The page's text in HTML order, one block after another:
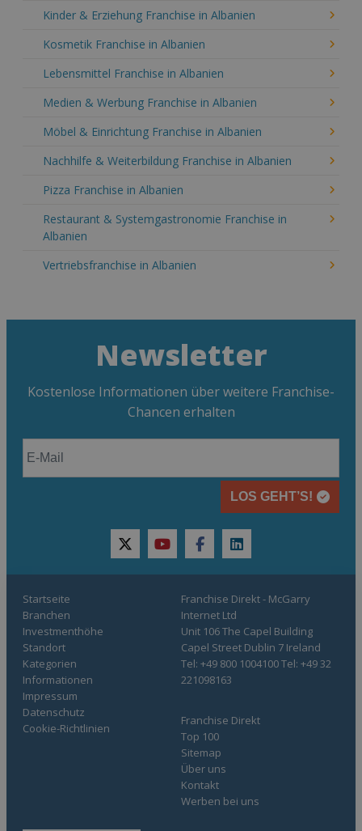
Kinder & Erziehung Franchise in Albanien
Kosmetik Franchise in Albanien
Lebensmittel Franchise in Albanien
Medien & Werbung Franchise in Albanien
Möbel & Einrichtung Franchise in Albanien
Nachhilfe & Weiterbildung Franchise in Albanien
Pizza Franchise in Albanien
Restaurant & Systemgastronomie Franchise in
Albanien
Vertriebsfranchise in Albanien
Newsletter
Kostenlose Informationen über weitere Franchise-
Chancen erhalten
LOS GEHT’S!
twitteryoutubefacebooklinkedin
Startseite
Branchen
Investmenthöhe
Standort
Kategorien
Informationen
Franchise Direkt
Top 100
Sitemap
Über uns
Kontakt
Werben bei uns
Impressum
Datenschutz
Cookie-Richtlinien
Franchise Direkt - McGarry
Internet Ltd
Unit 106 The Capel Building
Capel Street Dublin 7 Ireland
Tel: +49 800 1004100 Tel: +49 32
221098163